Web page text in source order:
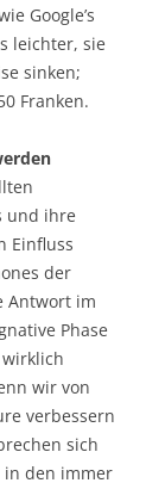
Google’s
leichter, sie
sinken;
Franken.
und ihre
Einfluss
der
Antwort im
Phase
wir von
verbessern
sich
in den immer